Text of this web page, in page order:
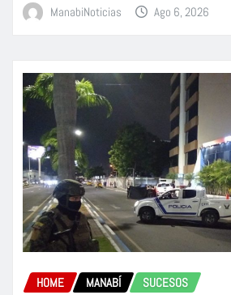
ManabiNoticias Ago 6, 2026
HOME MANABÍ SUCESOS